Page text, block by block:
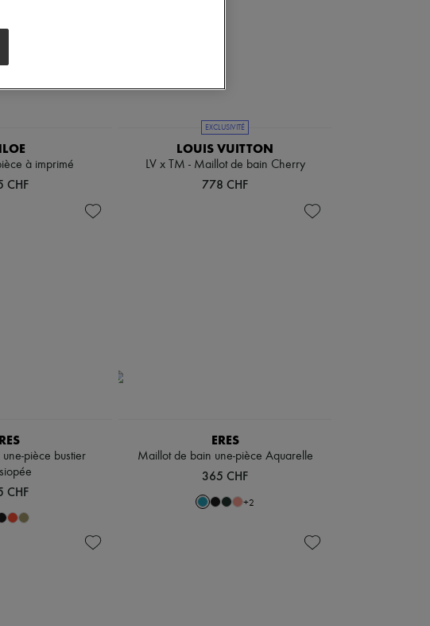
à imprimé
CHF
EXCLUSIVITÉ
LOUIS VUITTON
LV x TM - Maillot de bain Cherry
778 CHF
pièce bustier
CHF
ERES
Maillot de bain une-pièce Aquarelle
365 CHF
+2